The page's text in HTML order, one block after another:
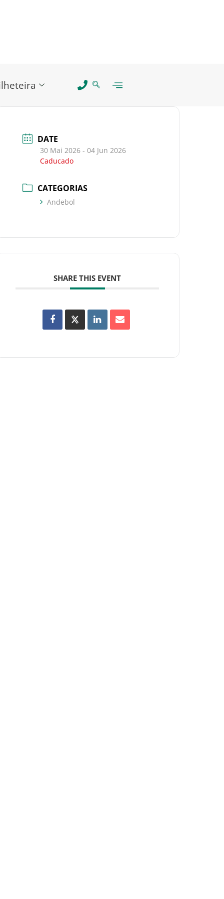
DATE
30 Mai 2026 - 04 Jun 2026
Caducado
CATEGORIAS
Andebol
SHARE THIS EVENT